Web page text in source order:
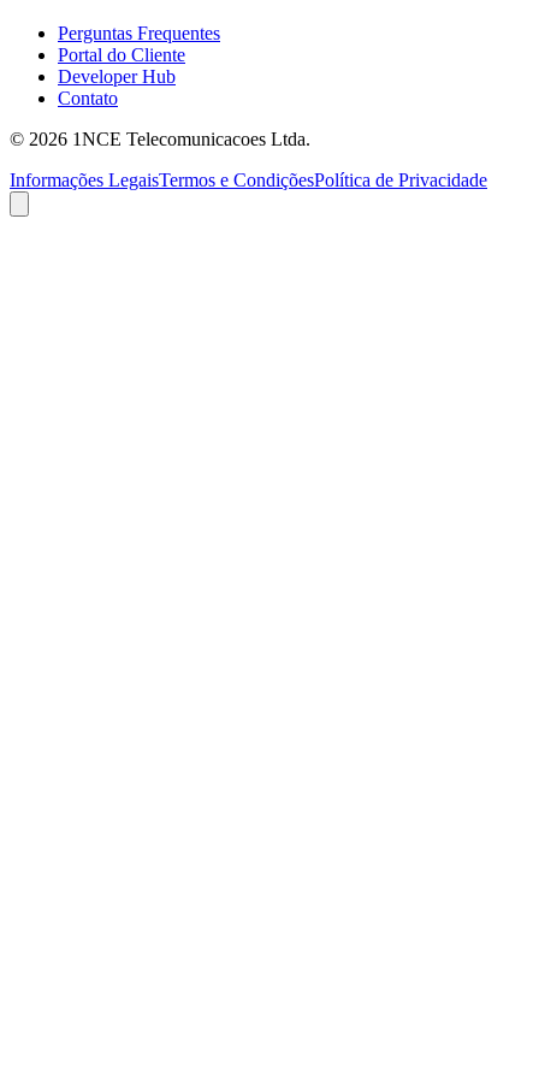
Perguntas Frequentes
Portal do Cliente
Developer Hub
Contato
© 2026 1NCE Telecomunicacoes Ltda.
Informações LegaisTermos e CondiçõesPolítica de Privacidade